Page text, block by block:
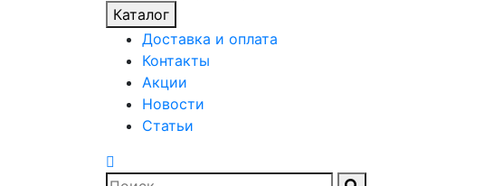
Каталог
Доставка и оплата
Контакты
Акции
Новости
Статьи